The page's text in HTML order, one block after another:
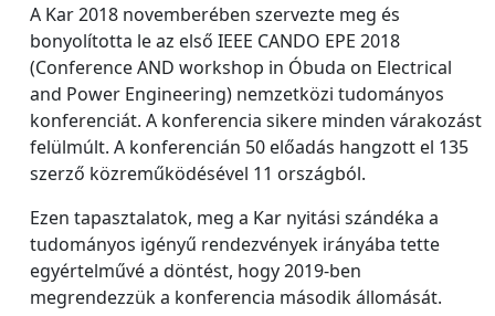
A Kar 2018 novemberében szervezte meg és
bonyolította le az első IEEE CANDO EPE 2018
(Conference AND workshop in Óbuda on Electrical
and Power Engineering) nemzetközi tudományos
konferenciát. A konferencia sikere minden várakozást
felülmúlt. A konferencián 50 előadás hangzott el 135
szerző közreműködésével 11 országból.
Ezen tapasztalatok, meg a Kar nyitási szándéka a
tudományos igényű rendezvények irányába tette
egyértelművé a döntést, hogy 2019-ben
megrendezzük a konferencia második állomását.